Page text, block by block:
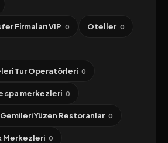
Firmaları VIP 0 Oteller 0
Tur Operatörleri 0
spa merkezleri 0
Yüzen Restoranlar 0
Merkezleri 0